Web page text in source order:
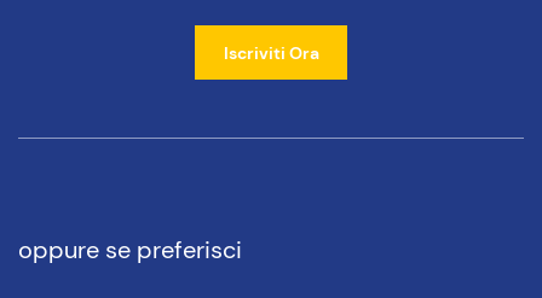
Iscriviti Ora
oppure se preferisci